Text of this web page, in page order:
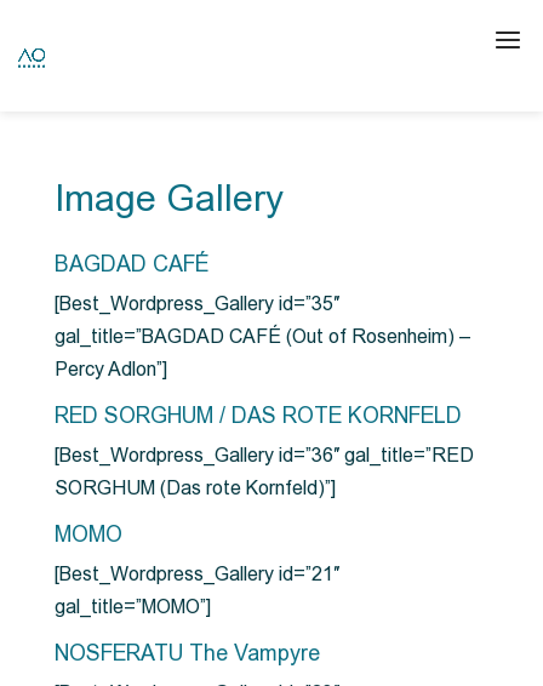
Image Gallery
BAGDAD CAFÉ
[Best_Wordpress_Gallery id=”35″
gal_title=”BAGDAD CAFÉ (Out of Rosenheim) –
Percy Adlon”]
RED SORGHUM / DAS ROTE KORNFELD
[Best_Wordpress_Gallery id=”36″ gal_title=”RED
SORGHUM (Das rote Kornfeld)”]
MOMO
[Best_Wordpress_Gallery id=”21″
gal_title=”MOMO”]
NOSFERATU The Vampyre